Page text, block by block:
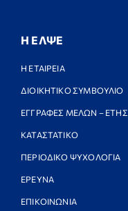
Η ΕΛΨΕ
Η ΕΤΑΙΡΕΙΑ
ΔΙΟΙΚΗΤΙΚΟ ΣΥΜΒΟΥΛΙΟ
ΕΓΓΡΑΦΕΣ ΜΕΛΩΝ –
ΚΑΤΑΣΤΑΤΙΚΟ
ΠΕΡΙΟΔΙΚΟ ΨΥΧΟΛΟΓΙΑ
ΕΡΕΥΝΑ
ΕΠΙΚΟΙΝΩΝΙΑ